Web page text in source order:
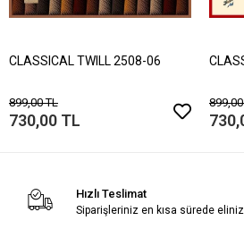
CLASSICAL TWILL 2508-06
899,00 TL
730,00 TL
Hızlı Teslimat
Siparişleriniz en kısa sürede